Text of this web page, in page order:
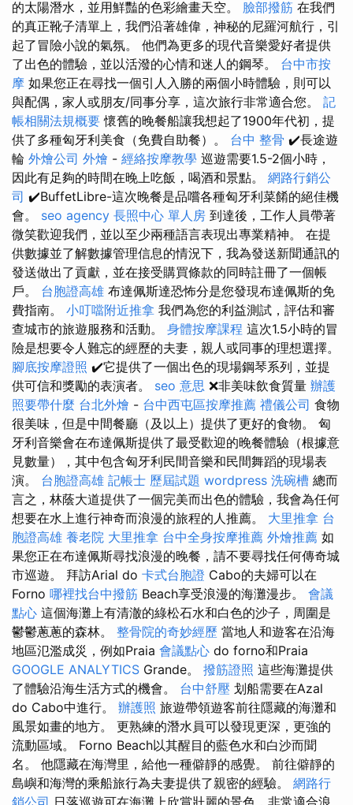
的太陽潛水，並用鮮豔的色彩繪畫天空。 臉部撥筋 在我們
的真正靴子清單上，我們沿著雄偉，神秘的尼羅河航行，引
起了冒險小說的氣氛。 他們為更多的現代音樂愛好者提供
了出色的體驗，並以活潑的心情和迷人的鋼琴。 台中市按
摩 如果您正在尋找一個引人入勝的兩個小時體驗，則可以
與配偶，家人或朋友/同事分享，這次旅行非常適合您。 記
帳相關法規概要 懷舊的晚餐船讓我想起了1900年代初，提
供了多種匈牙利美食（免費自助餐）。 台中 整骨 ✔️長途遊
輪 外燴公司 外燴 - 經絡按摩教學 巡遊需要1.5-2個小時，
因此有足夠的時間在晚上吃飯，喝酒和景點。 網路行銷公
司 ✔️BuffetLibre-這次晚餐是品嚐各種匈牙利菜餚的絕佳機
會。 seo agency 長照中心 單人房 到達後，工作人員帶著
微笑歡迎我們，並以至少兩種語言表現出專業精神。 在提
供數據並了解數據管理信息的情況下，我為發送新聞通訊的
發送做出了貢獻，並在接受購買條款的同時註冊了一個帳
戶。 台胞證高雄 布達佩斯達恐怖分是您發現布達佩斯的免
費指南。 小叮噹附近推拿 我們為您的利益測試，評估和審
查城市的旅遊服務和活動。 身體按摩課程 這次1.5小時的冒
險是想要令人難忘的經歷的夫妻，親人或同事的理想選擇。
腳底按摩證照 ✔️它提供了一個出色的現場鋼琴系列，並提
供可信和獎勵的表演者。 seo 意思 ❌非美味飲食質量 辦護
照要帶什麼 台北外燴 - 台中西屯區按摩推薦 禮儀公司 食物
很美味，但是中間餐廳（及以上）提供了更好的食物。 匈
牙利音樂會在布達佩斯提供了最受歡迎的晚餐體驗（根據意
見數量），其中包含匈牙利民間音樂和民間舞蹈的現場表
演。 台胞證高雄 記帳士 歷屆試題 wordpress 洗碗槽 總而
言之，林蔭大道提供了一個完美而出色的體驗，我會為任何
想要在水上進行神奇而浪漫的旅程的人推薦。 大里推拿 台
胞證高雄 養老院 大里推拿 台中全身按摩推薦 外燴推薦 如
果您正在布達佩斯尋找浪漫的晚餐，請不要尋找任何傳奇城
市巡遊。 拜訪Arial do 卡式台胞證 Cabo的夫婦可以在
Forno 哪裡找台中撥筋 Beach享受浪漫的海灘漫步。 會議
點心 這個海灘上有清澈的綠松石水和白色的沙子，周圍是
鬱鬱蔥蔥的森林。 整骨院的奇妙經歷 當地人和遊客在沿海
地區氾濫成災，例如Praia 會議點心 do forno和Praia
GOOGLE ANALYTICS Grande。 撥筋證照 這些海灘提供
了體驗沿海生活方式的機會。 台中舒壓 划船需要在Azal
do Cabo中進行。 辦護照 旅遊帶領遊客前往隱藏的海灘和
風景如畫的地方。 更熟練的潛水員可以發現更深，更強的
流動區域。 Forno Beach以其醒目的藍色水和白沙而聞
名。 他隱藏在海灣里，給他一種僻靜的感覺。 前往僻靜的
島嶼和海灣的乘船旅行為夫妻提供了親密的經驗。 網路行
銷公司 日落巡遊可在海灘上欣賞壯麗的景色，非常適合浪